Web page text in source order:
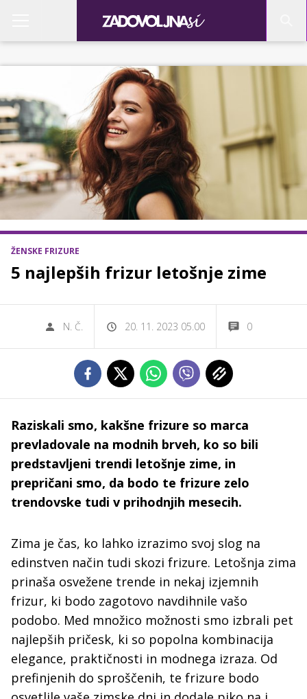
ŽENSKE FRIZURE
5 najlepših frizur letošnje zime
N. Č. 20. 11. 2023 05.00 0
Raziskali smo, kakšne frizure so marca
prevladovale na modnih brveh, ko so bili
predstavljeni trendi letošnje zime, in
prepričani smo, da bodo te frizure zelo
trendovske tudi v prihodnjih mesecih.
Zima je čas, ko lahko izrazimo svoj slog na
edinstven način tudi skozi frizure. Letošnja zima
prinaša osvežene trende in nekaj izjemnih
frizur, ki bodo zagotovo navdihnile vašo
podobo. Med množico možnosti smo izbrali pet
najlepših pričesk, ki so popolna kombinacija
elegance, praktičnosti in modnega izraza. Od
prefinjenih do sproščenih, te frizure bodo